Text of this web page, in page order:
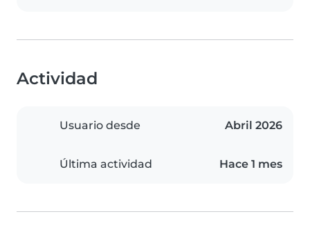
Actividad
Usuario desde Abril 2026
Última actividad Hace 1 mes